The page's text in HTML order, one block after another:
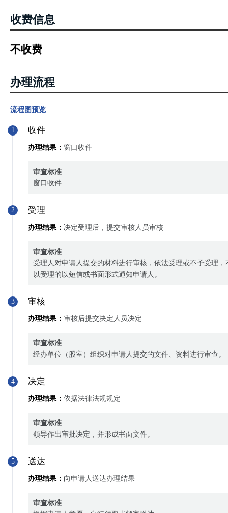
收费信息
不收费
办理流程
流程图预览
1 收件
办理结果： 窗口收件
审查标准
窗口收件
2 受理
办理结果： 决定受理后，提交审核人员审核
审查标准
受理人对申请人提交的材料进行审核，依法受理或不予受理
以受理的以短信或书面形式通知申请人。
3 审核
办理结果： 审核后提交决定人员决定
审查标准
经办单位（股室）组织对申请人提交的文件、资料进行审查。
4 决定
办理结果： 依据法律法规规定
审查标准
领导作出审批决定，并形成书面文件。
5 送达
办理结果： 向申请人送达办理结果
审查标准